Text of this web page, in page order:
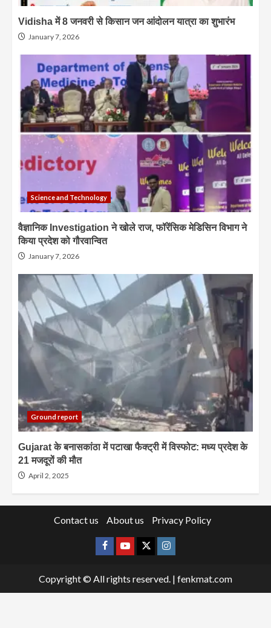
Vidisha में 8 जनवरी से किसान जन आंदोलन यात्रा का शुभारंभ
January 7, 2026
Science and Technology
वैज्ञानिक Investigation ने खोले राज, फॉरेंसिक मेडिसिन विभाग ने
किया प्रदेश को गौरवान्वित
January 7, 2026
Ground report
Gujarat के बनासकांठा में पटाखा फैक्ट्री में विस्फोट: मध्य प्रदेश के
21 मजदूरों की मौत
April 2, 2025
Contact us About us Privacy Policy
Facebook
Youtube
X Instagram
Copyright © All rights reserved. | fenkmat.com